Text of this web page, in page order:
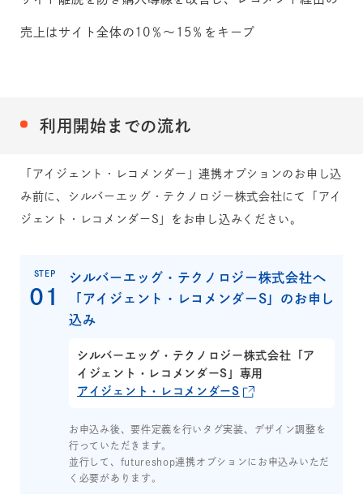
売上はサイト全体の10％～15％をキープ
利用開始までの流れ
「アイジェント・レコメンダー」連携オプションのお申し込
み前に、シルバーエッグ・テクノロジー株式会社にて「アイ
ジェント・レコメンダーS」をお申し込みください。
STEP
シルバーエッグ・テクノロジー株式会社へ
「アイジェント・レコメンダーS」のお申し
込み
シルバーエッグ・テクノロジー株式会社「ア
イジェント・レコメンダーS」専用
アイジェント・レコメンダーS
お申込み後、要件定義を行いタグ実装、デザイン調整を
行っていただきます。
並行して、futureshop連携オプションにお申込みいただ
く必要があります。